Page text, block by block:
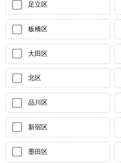
足立区
板橋区
大田区
北区
品川区
新宿区
墨田区